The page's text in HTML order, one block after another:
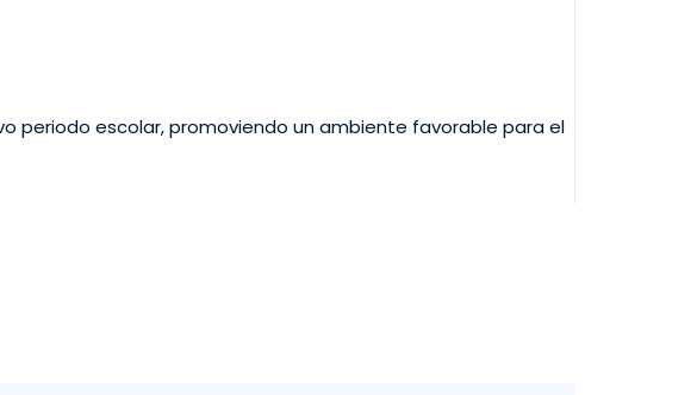
periodo escolar, promoviendo un ambiente favorable para el